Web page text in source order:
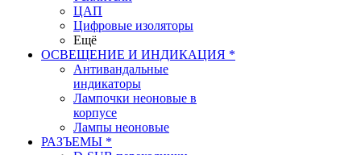
ЦАП
Цифровые изоляторы
Ещё
ОСВЕЩЕНИЕ И ИНДИКАЦИЯ *
Антивандальные
индикаторы
Лампочки неоновые в
корпусе
Лампы неоновые
РАЗЪЕМЫ *